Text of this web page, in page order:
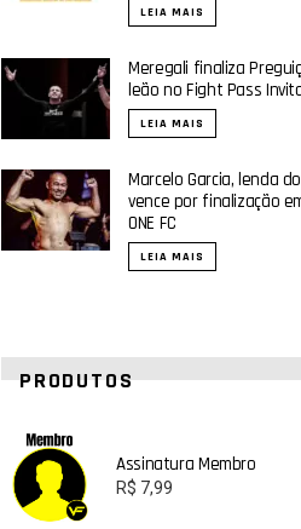
LEIA MAIS
Meregali finaliza
leão no Fight Pass
LEIA MAIS
Marcelo Garcia, lenda
vence por finalização
ONE FC
LEIA MAIS
PRODUTOS
Assinatura Membro
R$ 7,99